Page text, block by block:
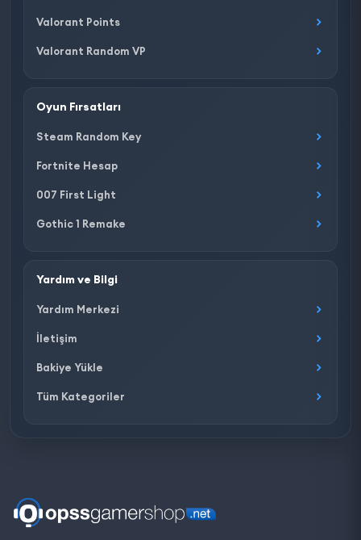
Valorant Points
Valorant Random VP
Oyun Fırsatları
Steam Random Key
Fortnite Hesap
007 First Light
Gothic 1 Remake
Yardım ve Bilgi
Yardım Merkezi
İletişim
Bakiye Yükle
Tüm Kategoriler